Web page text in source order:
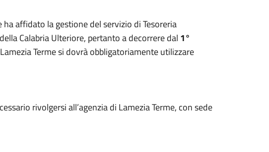
affidato la gestione del servizio di Tesoreria
Calabria Ulteriore, pertanto a decorrere dal 1°
Terme si dovrà obbligatoriamente utilizzare
rivolgersi all’agenzia di Lamezia Terme, con sede